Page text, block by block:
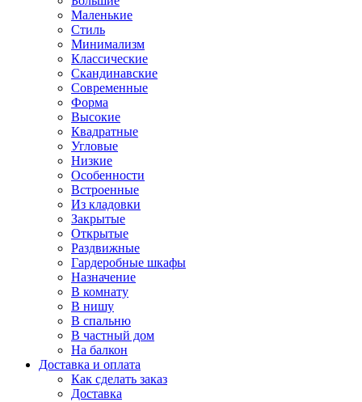
Маленькие
Стиль
Минимализм
Классические
Скандинавские
Современные
Форма
Высокие
Квадратные
Угловые
Низкие
Особенности
Встроенные
Из кладовки
Закрытые
Открытые
Раздвижные
Гардеробные шкафы
Назначение
В комнату
В нишу
В спальню
В частный дом
На балкон
Доставка и оплата
Как сделать заказ
Доставка